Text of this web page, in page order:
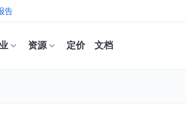
告
资源 定价 文档